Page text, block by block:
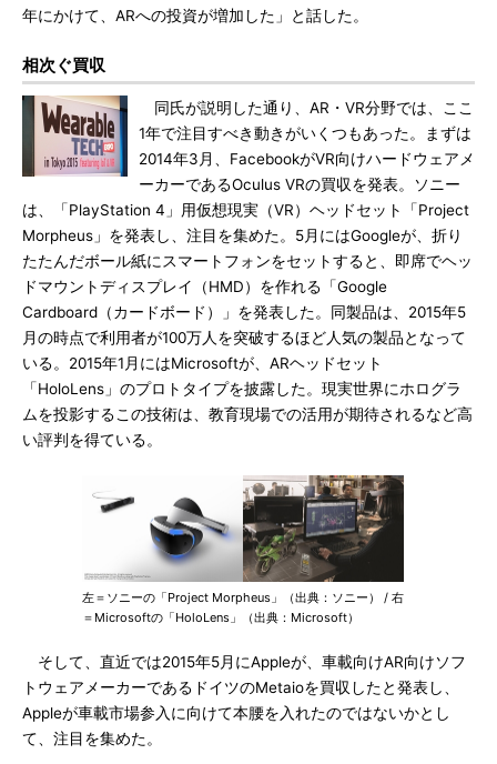
年にかけて、ARへの投資が増加した」と話した。
相次ぐ買収
同氏が説明した通り、AR・VR分野では、ここ
1年で注目すべき動きがいくつもあった。まずは
2014年3月、FacebookがVR向けハードウェアメ
ーカーであるOculus VRの買収を発表。ソニー
は、「PlayStation 4」用仮想現実（VR）ヘッドセット「Project
Morpheus」を発表し、注目を集めた。5月にはGoogleが、折り
たたんだボール紙にスマートフォンをセットすると、即席でヘッ
ドマウントディスプレイ（HMD）を作れる「Google
Cardboard（カードボード）」を発表した。同製品は、2015年5
月の時点で利用者が100万人を突破するほど人気の製品となって
いる。2015年1月にはMicrosoftが、ARヘッドセット
「HoloLens」のプロトタイプを披露した。現実世界にホログラ
ムを投影するこの技術は、教育現場での活用が期待されるなど高
い評判を得ている。
左＝ソニーの「Project Morpheus」（出典：ソニー） / 右
＝Microsoftの「HoloLens」（出典：Microsoft）
そして、直近では2015年5月にAppleが、車載向けAR向けソフ
トウェアメーカーであるドイツのMetaioを買収したと発表し、
Appleが車載市場参入に向けて本腰を入れたのではないかとし
て、注目を集めた。